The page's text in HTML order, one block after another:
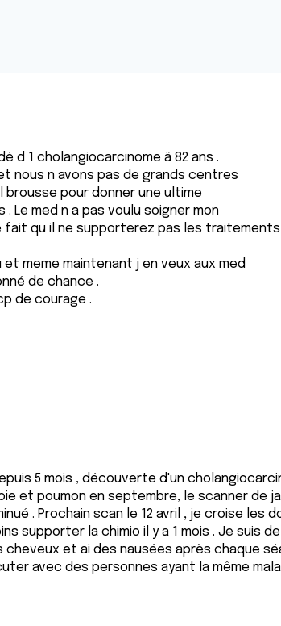
d 1 cholangiocarcinome â 82 ans .
nous n avons pas de grands centres
brousse pour donner une ultime
. Le med n a pas voulu soigner mon
fait qu il ne supporterez pas les traitements
meme maintenant j en veux aux med
de chance .
de courage .
5 mois , découverte d'un
et poumon en septembre, le scanner de
. Prochain scan le 12 avril , je croise les
supporter la chimio il y a 1 mois . Je suis
cheveux et ai des nausées après chaque
avec des personnes ayant la même